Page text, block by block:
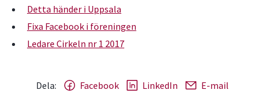
Detta händer i Uppsala
Fixa Facebook i föreningen
Ledare Cirkeln nr 1 2017
Dela: Facebook LinkedIn E-mail